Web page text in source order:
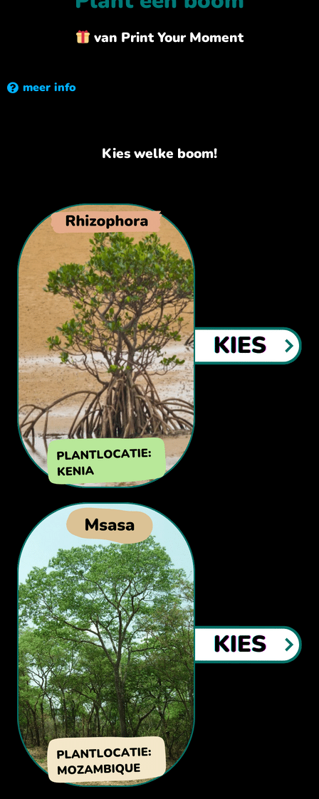
van Print Your Moment
meer info
Kies welke boom!